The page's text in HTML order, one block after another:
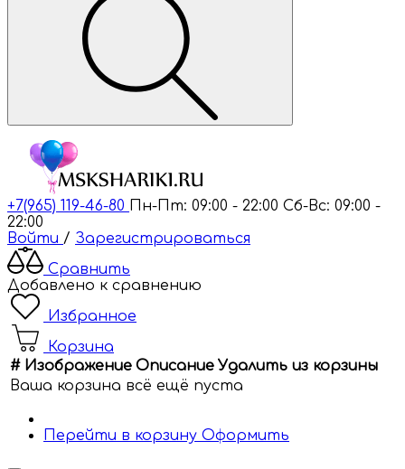
+7(965) 119-46-80 Пн-Пт: 09:00 - 22:00 Сб-Вс: 09:00 -
22:00
Войти / Зарегистрироваться
Сравнить
Добавлено к сравнению
Избранное
Корзина
# Изображение Описание Удалить из корзины
Ваша корзина всё ещё пуста
Перейти в корзину Оформить